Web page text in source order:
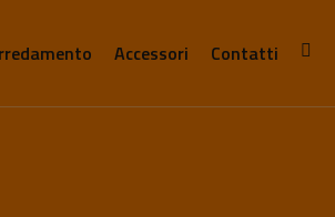
Accessori Contatti